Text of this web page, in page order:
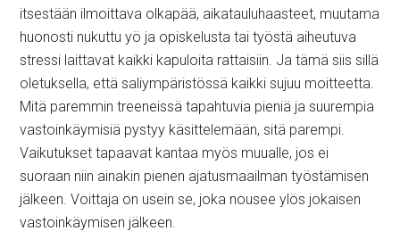
itsestään ilmoittava olkapää, aikatauluhaasteet, muutama
huonosti nukuttu yö ja opiskelusta tai työstä aiheutuva
stressi laittavat kaikki kapuloita rattaisiin. Ja tämä siis sillä
oletuksella, että saliympäristössä kaikki sujuu moitteetta.
Mitä paremmin treeneissä tapahtuvia pieniä ja suurempia
vastoinkäymisiä pystyy käsittelemään, sitä parempi.
Vaikutukset tapaavat kantaa myös muualle, jos ei
suoraan niin ainakin pienen ajatusmaailman työstämisen
jälkeen. Voittaja on usein se, joka nousee ylös jokaisen
vastoinkäymisen jälkeen.